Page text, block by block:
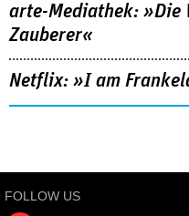
arte-Mediathek: »Die
Zauberer«
Netflix: »I am
FOLLOW US